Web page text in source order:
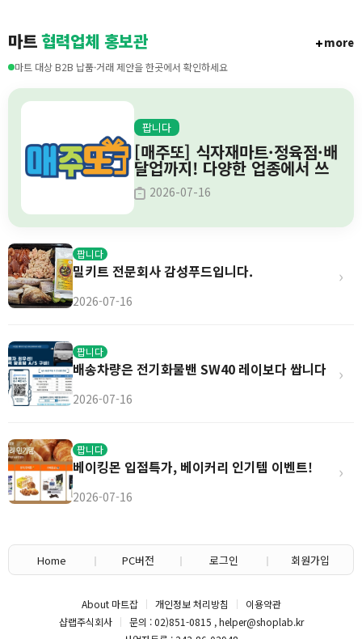
마트협력업체 홍보관 more
마트 대상 B2B 납품·거래 제안을 한곳에서 확인하세요
팝니다
[매주또] 식자재마트·정육점·배
달업까지! 다양한 업종에서 쓰
는 이벤트 솔루션
2026-07-16
팝니다
밀키트 전문회사 감성푸드입니다.
2026-07-16
›
팝니다
배송차량은 전기화물밴 SW40 레이보다 쌉니다
2026-07-16
›
팝니다
베이킹몬 입점특가, 베이커리 인기템 이벤트!
2026-07-16
›
Home PC버전 로그인 회원가입
About 마트잡 개인정보 처리방침
이용약관
샵랩주식회사
문의 : 02)851-0815 , helper@shoplab.kr